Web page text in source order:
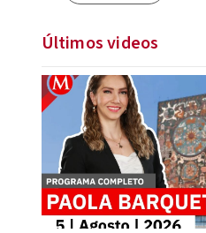
Últimos videos